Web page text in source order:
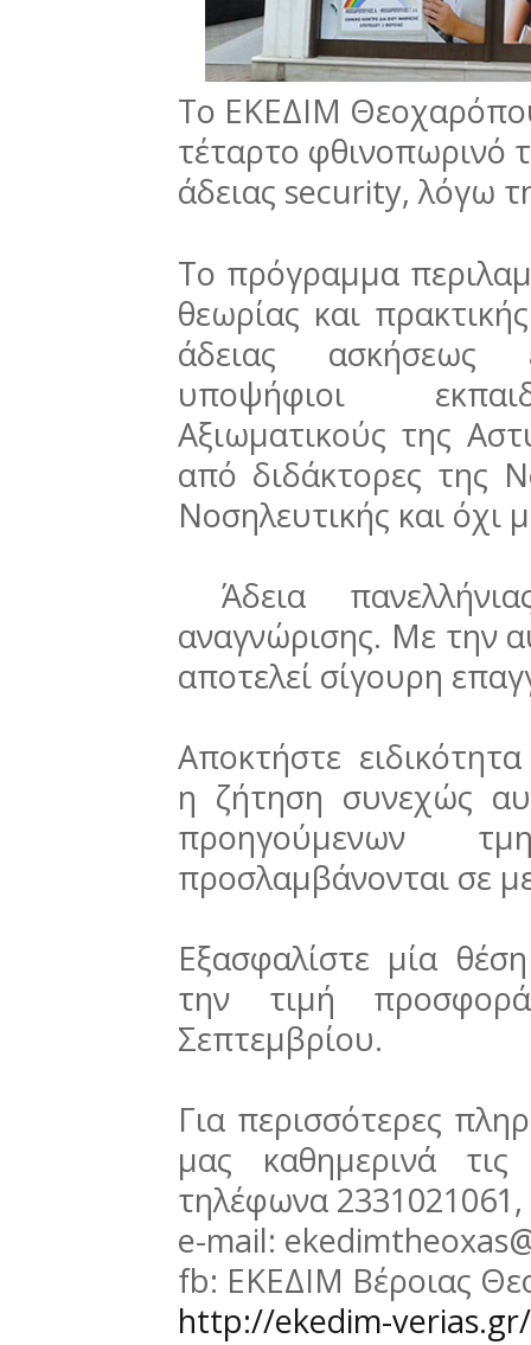
Το ΕΚΕΔΙΜ
τέταρτο φθινοπωρινό
άδειας security, λόγω
Το πρόγραμμα
θεωρίας και
άδειας ασκήσεως
υποψήφιοι
Αξιωματικούς της
από διδάκτορες της
Νοσηλευτικής και όχι
Άδεια
αναγνώρισης. Με την
αποτελεί σίγουρη
Αποκτήστε
η ζήτηση συνεχώς
προηγούμενων
προσλαμβάνονται σε
Εξασφαλίστε μία
την τιμή
Σεπτεμβρίου.
Για περισσότερες
μας καθημερινά
τηλέφωνα
e-mail:
fb: ΕΚΕΔΙΜ Βέροιας
http://ekedim-verias.gr/